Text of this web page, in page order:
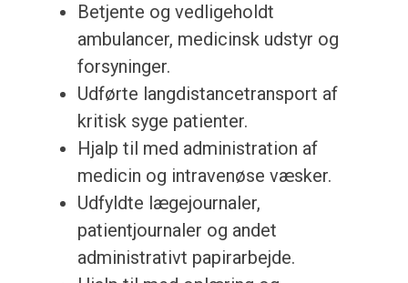
Betjente og vedligeholdt
ambulancer, medicinsk udstyr og
forsyninger.
Udførte langdistancetransport af
kritisk syge patienter.
Hjalp til med administration af
medicin og intravenøse væsker.
Udfyldte lægejournaler,
patientjournaler og andet
administrativt papirarbejde.